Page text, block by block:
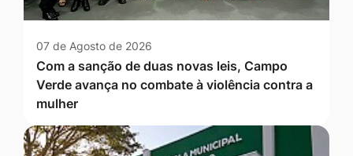
07 de Agosto de 2026
Com a sanção de duas novas leis, Campo
Verde avança no combate à violência contra a
mulher